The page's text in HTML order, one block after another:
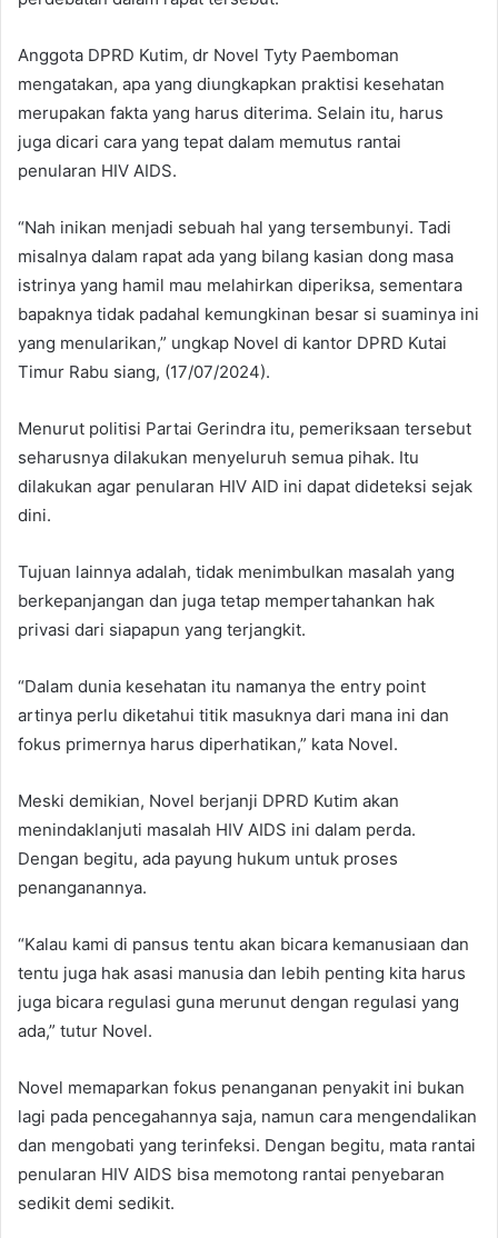
Anggota DPRD Kutim, dr Novel Tyty Paemboman
mengatakan, apa yang diungkapkan praktisi kesehatan
merupakan fakta yang harus diterima. Selain itu, harus
juga dicari cara yang tepat dalam memutus rantai
penularan HIV AIDS.
“Nah inikan menjadi sebuah hal yang tersembunyi. Tadi
misalnya dalam rapat ada yang bilang kasian dong masa
istrinya yang hamil mau melahirkan diperiksa, sementara
bapaknya tidak padahal kemungkinan besar si suaminya ini
yang menularikan,” ungkap Novel di kantor DPRD Kutai
Timur Rabu siang, (17/07/2024).
Menurut politisi Partai Gerindra itu, pemeriksaan tersebut
seharusnya dilakukan menyeluruh semua pihak. Itu
dilakukan agar penularan HIV AID ini dapat dideteksi sejak
dini.
Tujuan lainnya adalah, tidak menimbulkan masalah yang
berkepanjangan dan juga tetap mempertahankan hak
privasi dari siapapun yang terjangkit.
“Dalam dunia kesehatan itu namanya the entry point
artinya perlu diketahui titik masuknya dari mana ini dan
fokus primernya harus diperhatikan,” kata Novel.
Meski demikian, Novel berjanji DPRD Kutim akan
menindaklanjuti masalah HIV AIDS ini dalam perda.
Dengan begitu, ada payung hukum untuk proses
penanganannya.
“Kalau kami di pansus tentu akan bicara kemanusiaan dan
tentu juga hak asasi manusia dan lebih penting kita harus
juga bicara regulasi guna merunut dengan regulasi yang
ada,” tutur Novel.
Novel memaparkan fokus penanganan penyakit ini bukan
lagi pada pencegahannya saja, namun cara mengendalikan
dan mengobati yang terinfeksi. Dengan begitu, mata rantai
penularan HIV AIDS bisa memotong rantai penyebaran
sedikit demi sedikit.